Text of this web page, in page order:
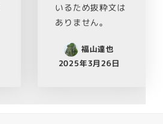
いるため抜粋文は
ありません。
福山達也
2025年3月26日